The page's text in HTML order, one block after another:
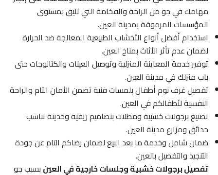
مهامك في جو من الراحة والفخامة التي تليق بمستوى
المؤسسات المرموقة بمدينة العين.
استخدام أفضل أنواع الأخشاب الطبيعية المعالجة ضد الحرارة
لضمان عدم تأثر الأثاث بمناخ العين.
توفير خدمة المعاينة المنزلية وتوصيل العينات والكتالوجات حتى
باب منزلك في مدينة العين.
تفصيل غرف نوم أطفال بلمسات فنية تضمن الأمان التام والراحة
النفسية لأطفالكم في العين.
تصنيع برجولات خشبية ومظلات بتصاميم ريفية وحديثة تناسب
حدائق ومزارع مدينة العين.
ضمان شامل وخدمة ما بعد البيع لضمان رضاكم التام عن جودة
التنجيد والتفصيل بالعين.
تفصيل برجولات خشبية وجلسات خارجية في العينبسبب جو